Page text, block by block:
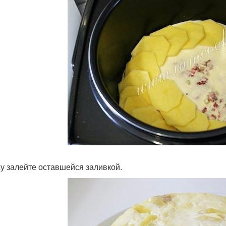
залейте оставшейся заливкой.